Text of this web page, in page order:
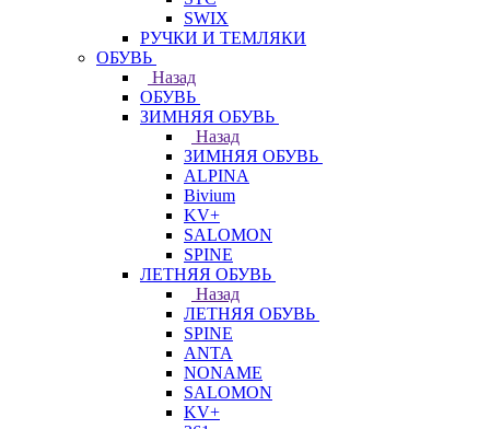
SWIX
РУЧКИ И ТЕМЛЯКИ
ОБУВЬ
Назад
ОБУВЬ
ЗИМНЯЯ ОБУВЬ
Назад
ЗИМНЯЯ ОБУВЬ
ALPINA
Bivium
KV+
SALOMON
SPINE
ЛЕТНЯЯ ОБУВЬ
Назад
ЛЕТНЯЯ ОБУВЬ
SPINE
ANTA
NONAME
SALOMON
KV+